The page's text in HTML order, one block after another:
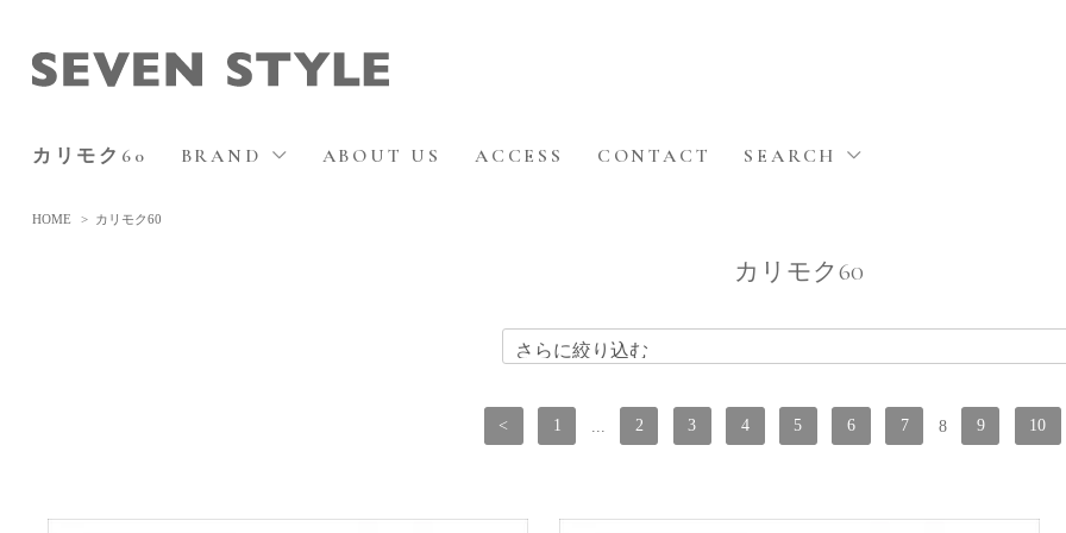
カリモク60 BRAND ABOUT US ACCESS CONTACT SEARCH
HOME > カリモク60
カリモク60
< 1 2 3 4 5 6 7 8 9 10